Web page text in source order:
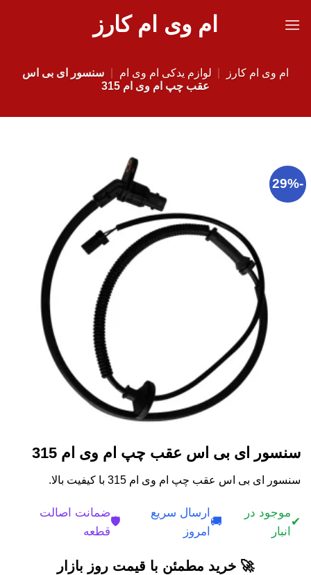
ام وی ام کارز
ام وی ام کارز لوازم یدکی ام وی ام
سنسور ای بی اس
عقب چپ ام وی ام 315
-29%
سنسور ای بی اس عقب چپ ام وی ام 315
سنسور ای بی اس عقب چپ ام وی ام 315 با کیفیت بالا.
✔
موجود در
انبار
🚚
ارسال سریع
امروز
🛡️
ضمانت اصالت
قطعه
🚀 خرید مطمئن با قیمت روز بازار